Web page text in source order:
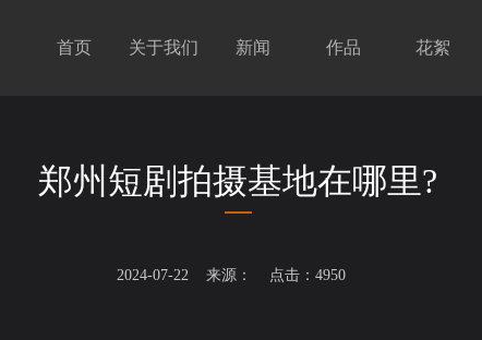
首页 关于我们 新闻 作品 花絮
郑州短剧拍摄基地在哪里?
2024-07-22 来源： 点击：4950